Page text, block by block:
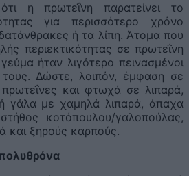
η πρωτεΐνη παρατείνει το
για περισσότερο χρόνο
ή τα λίπη. Άτομα που
περιεκτικότητας σε πρωτεΐνη
ήταν λιγότερο πεινασμένοι
Δώστε, λοιπόν, έμφαση σε
και φτωχά σε λιπαρά,
ή γάλα με χαμηλά λιπαρά, άπαχα
κοτόπουλου/γαλοπούλας,
και ξηρούς καρπούς.